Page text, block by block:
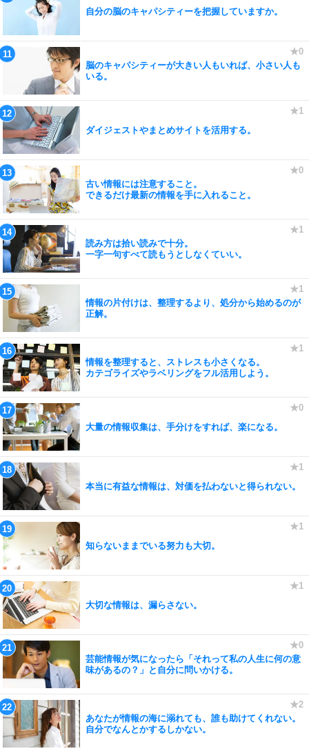
自分の脳のキャパシティーを把握していますか。
脳のキャパシティーが大きい人もいれば、小さい人も
いる。
ダイジェストやまとめサイトを活用する。
古い情報には注意すること。
できるだけ最新の情報を手に入れること。
読み方は拾い読みで十分。
一字一句すべて読もうとしなくていい。
情報の片付けは、整理するより、処分から始めるのが
正解。
情報を整理すると、ストレスも小さくなる。
カテゴライズやラベリングをフル活用しよう。
大量の情報収集は、手分けをすれば、楽になる。
本当に有益な情報は、対価を払わないと得られない。
知らないままでいる努力も大切。
大切な情報は、漏らさない。
芸能情報が気になったら「それって私の人生に何の意
味があるの？」と自分に問いかける。
あなたが情報の海に溺れても、誰も助けてくれない。
自分でなんとかするしかない。